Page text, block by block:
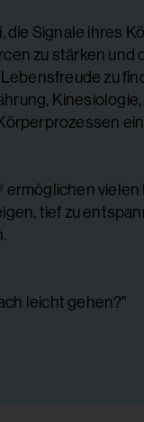
die Signale ihres
zu stärken und
zu
vielen
tief zu
leicht gehen?"